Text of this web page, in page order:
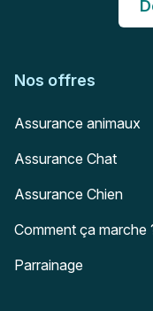
Nos offres
Assurance animaux
Assurance Chat
Assurance Chien
Comment ça marche
Parrainage